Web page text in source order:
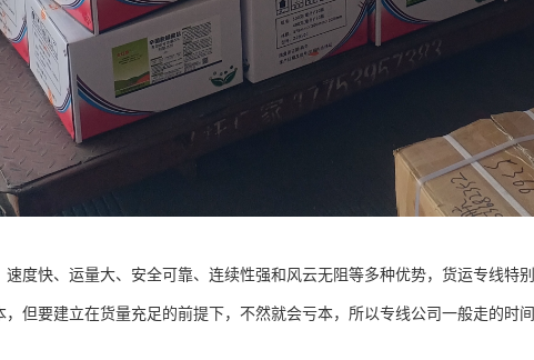
度快、运量大、安全可靠、连续性强和风云无阻等多种优势，货运专线特
但要建立在货量充足的前提下，不然就会亏本，所以专线公司一般走的时